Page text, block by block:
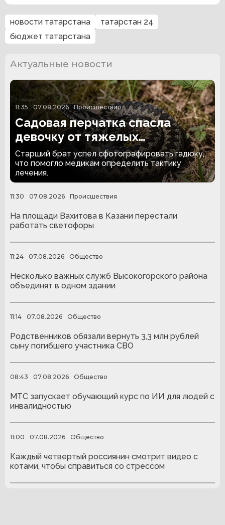
новости татарстана
татарстан 24
бюджет татарстана
Актуальные новости
11:35 07.08.2026 Происшествия
Садовая перчатка спасла
девочку от тяжелых
последствий укуса гадюки
Старший брат успел сфотографировать гадюку,
что помогло медикам определить тактику
лечения.
11:30 07.08.2026 Происшествия
На площади Вахитова в Казани перестали
работать светофоры
11:24 07.08.2026 Общество
Несколько важных служб Высокогорского района
объединят в одном здании
11:14 07.08.2026 Общество
Родственников обязали вернуть 3,3 млн рублей
сыну погибшего участника СВО
08:43 07.08.2026 Общество
МТС запускает обучающий курс по ИИ для людей с
инвалидностью
11:00 07.08.2026 Общество
Каждый четвертый россиянин смотрит видео с
котами, чтобы справиться со стрессом